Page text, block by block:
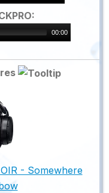
00:00
- Somewhere